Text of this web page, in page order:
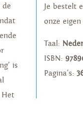
is
Het
Je bestelt
onze
Taal:
ISBN:
Pagina's: